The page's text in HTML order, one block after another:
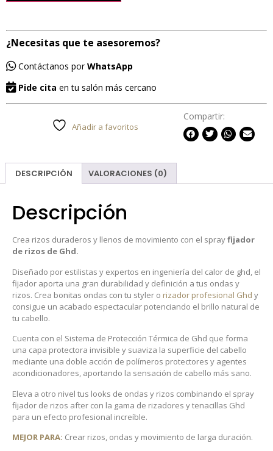
¿Necesitas que te asesoremos?
Contáctanos porWhatsApp
Pide cita en tu salón más cercano
Añadir a favoritos
Compartir:
DESCRIPCIÓN VALORACIONES (0)
Descripción
Crea rizos duraderos y llenos de movimiento con el sprayfijador
de rizos de Ghd.
Diseñado por estilistas y expertos en ingeniería del calor de ghd, el
fijador aporta una gran durabilidad y definición a tus ondas y
rizos. Crea bonitas ondas con tu styler o rizador profesional Ghd y
consigue un acabado espectacular potenciando el brillo natural de
tu cabello.
Cuenta con el Sistema de Protección Térmica de Ghd que forma
una capa protectora invisible y suaviza la superficie del cabello
mediante una doble acción de polímeros protectores y agentes
acondicionadores, aportando la sensación de cabello más sano.
Eleva a otro nivel tus looks de ondas y rizos combinando el spray
fijador de rizos after con la gama de rizadores y tenacillas Ghd
para un efecto profesional increíble.
MEJOR PARA: Crear rizos, ondas y movimiento de larga duración.